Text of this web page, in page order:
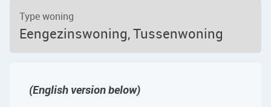
Type woning
Eengezinswoning, Tussenwoning
(English version below)